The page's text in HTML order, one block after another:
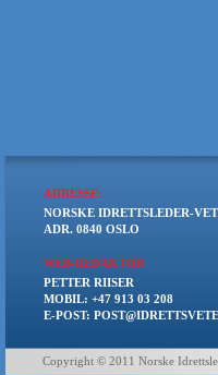
ADRESSE:
NORSKE IDRETTSLEDER-
ADR. 0840 OSLO
WEB-REDAKTØR
PETTER RIISER
MOBIL: +47 913 03 208
E-POST:
Copyright © 2011 Norske